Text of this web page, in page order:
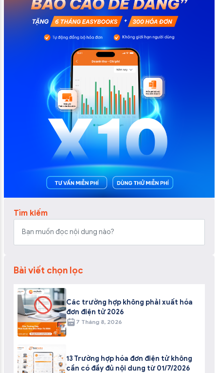
Tìm kiếm
Bài viết chọn lọc
Các trường hợp không phải xuất hóa
đơn điện tử 2026
7 Tháng 8, 2026
13 Trường hợp hóa đơn điện tử không
cần có đầy đủ nội dung từ 01/7/2026